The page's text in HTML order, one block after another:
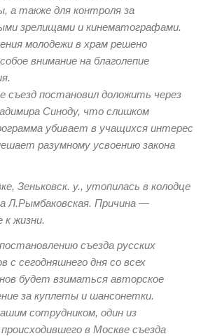
а также для контроля за
зрелищами и кинематографами.
молодежи в храм решено
внимание на благолепие
съезд постановил доложить через
Синоду, что слишком
убивает в учащихся интерес
разумному усвоению закона
Зеньковск. у., утопилась в колодце
Л.Рымбаковская. Причина —
жизни.
съезда русских
с сегодняшнего дня со всех
будет взиматься авторское
за куплеты и шансонетки.
сотрудником, один из
в Москве съезда